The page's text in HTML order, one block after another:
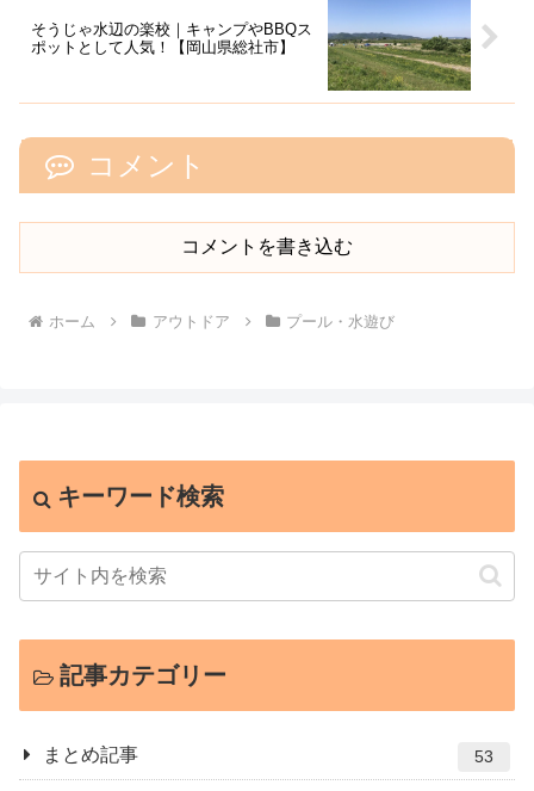
そうじゃ水辺の楽校｜キャンプやBBQス
ポットとして人気！【岡山県総社市】
コメント
コメントを書き込む
ホーム アウトドア プール・水遊び
キーワード検索
記事カテゴリー
まとめ記事 53